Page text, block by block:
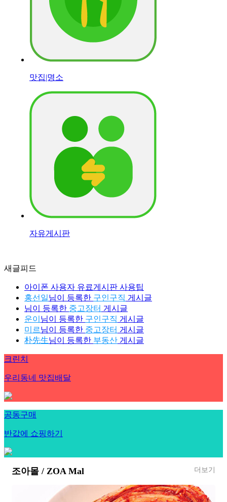
맛집|명소
자유게시판
새글피드
아이폰 사용자 유료게시판 사용팁
홍선일님이 등록한 구인구직 게시글
님이 등록한 중고장터 게시글
운이 님이 등록한 구인구직 게시글
미르님이 등록한 중고장터 게시글
朴先生님이 등록한 부동산 게시글
크린치
우리동네 맛집배달
공동구매
반값에 쇼핑하기
조아몰 / ZOA Mal 더보기